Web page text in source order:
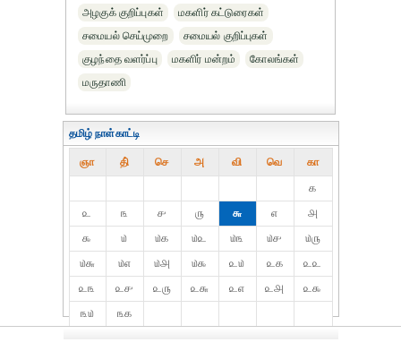
அழகுக் குறிப்புகள்
மகளிர் கட்டுரைகள்
சமையல் செய்முறை
சமையல் குறிப்புகள்
குழந்தை வளர்ப்பு
மகளிர் மன்றம்
கோலங்கள்
மருதாணி
தமிழ் நாள்காட்டி
ஞா தி் செ அ வி வெ கா
௧
௨
௩ ௪ ௫ ௬ ௭
௮
௯
௰ ௰௧ ௰௨ ௰௩ ௰௪
௰௫
௰௬
௰௭ ௰௮ ௰௯ ௨௰ ௨௧
௨௨
௨௩
௨௪ ௨௫ ௨௬ ௨௭ ௨௮
௨௯
௩௰
௩௧